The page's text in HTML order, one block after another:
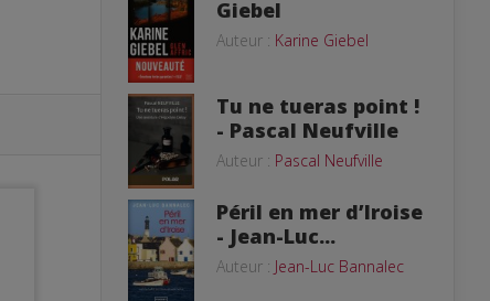
Giebel
Auteur : Karine Giebel
Tu ne tueras point !
- Pascal Neufville
Auteur : Pascal Neufville
Péril en mer d’Iroise
- Jean-Luc...
Auteur : Jean-Luc Bannalec